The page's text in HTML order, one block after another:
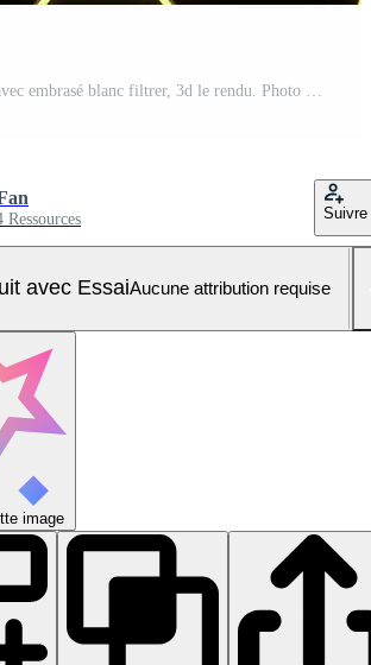
Ressources Suivre
avec EssaiAucune attribution requise
image